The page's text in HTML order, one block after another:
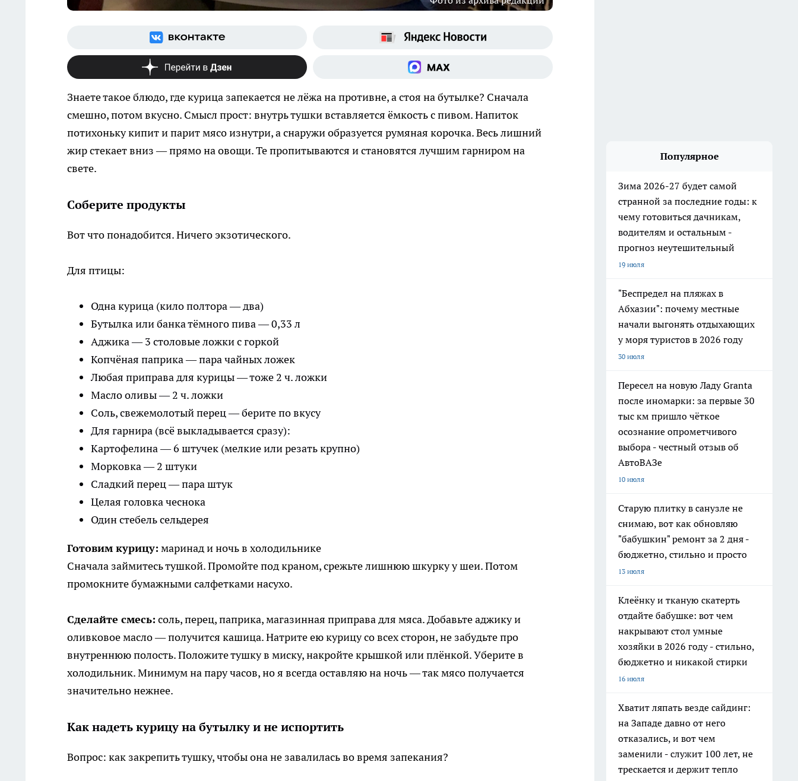
Знаете такое блюдо, где курица запекается не лёжа на противне, а стоя на бутылке? Сначала
смешно, потом вкусно. Смысл прост: внутрь тушки вставляется ёмкость с пивом. Напиток
потихоньку кипит и парит мясо изнутри, а снаружи образуется румяная корочка. Весь лишний
жир стекает вниз — прямо на овощи. Те пропитываются и становятся лучшим гарниром на
свете.
Соберите продукты
Вот что понадобится. Ничего экзотического.
Для птицы:
Одна курица (кило полтора — два)
Бутылка или банка тёмного пива — 0,33 л
Аджика — 3 столовые ложки с горкой
Копчёная паприка — пара чайных ложек
Любая приправа для курицы — тоже 2 ч. ложки
Масло оливы — 2 ч. ложки
Соль, свежемолотый перец — берите по вкусу
Для гарнира (всё выкладывается сразу):
Картофелина — 6 штучек (мелкие или резать крупно)
Морковка — 2 штуки
Сладкий перец — пара штук
Целая головка чеснока
Один стебель сельдерея
Готовим курицу: маринад и ночь в холодильнике
Сначала займитесь тушкой. Промойте под краном, срежьте лишнюю шкурку у шеи. Потом
промокните бумажными салфетками насухо.
Сделайте смесь: соль, перец, паприка, магазинная приправа для мяса. Добавьте аджику и
оливковое масло — получится кашица. Натрите ею курицу со всех сторон, не забудьте про
внутреннюю полость. Положите тушку в миску, накройте крышкой или плёнкой. Уберите в
холодильник. Минимум на пару часов, но я всегда оставляю на ночь — так мясо получается
значительно нежнее.
Как надеть курицу на бутылку и не испортить
Вопрос: как закрепить тушку, чтобы она не завалилась во время запекания?
Популярное
Зима 2026-27 будет самой
странной за последние годы: к
чему готовиться дачникам,
водителям и остальным -
прогноз неутешительный
19 июля
"Беспредел на пляжах в
Абхазии": почему местные
начали выгонять отдыхающих
у моря туристов в 2026 году
30 июля
Пересел на новую Ладу Granta
после иномарки: за первые 30
тыс км пришло чёткое
осознание опрометчивого
выбора - честный отзыв об
АвтоВАЗе
10 июля
Старую плитку в санузле не
снимаю, вот как обновляю
"бабушкин" ремонт за 2 дня -
бюджетно, стильно и просто
13 июля
Клеёнку и тканую скатерть
отдайте бабушке: вот чем
накрывают стол умные
хозяйки в 2026 году - стильно,
бюджетно и никакой стирки
16 июля
Хватит ляпать везде сайдинг:
на Западе давно от него
отказались, и вот чем
заменили - служит 100 лет, не
трескается и держит тепло